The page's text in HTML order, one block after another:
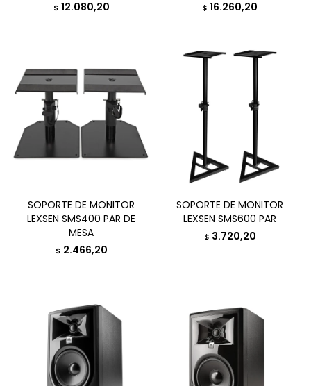
$ 12.080,20 $ 16.260,20
SOPORTE DE MONITOR
LEXSEN SMS400 PAR DE
MESA
$ 2.466,20
SOPORTE DE MONITOR
LEXSEN SMS600 PAR
$ 3.720,20